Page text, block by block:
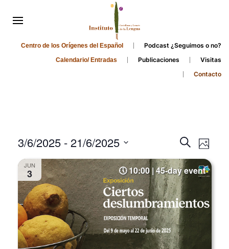
Centro de los Orígenes del Español Podcast ¿Seguimos o no?
Calendario/ Entradas Publicaciones Visitas Contacto
Search
and
Views
Select
3 10:00 | 45-day event